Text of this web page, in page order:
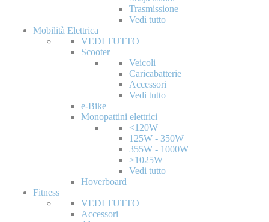
Trasmissione
Vedi tutto
Mobilità Elettrica
VEDI TUTTO
Scooter
Veicoli
Caricabatterie
Accessori
Vedi tutto
e-Bike
Monopattini elettrici
<120W
125W - 350W
355W - 1000W
>1025W
Vedi tutto
Hoverboard
Fitness
VEDI TUTTO
Accessori